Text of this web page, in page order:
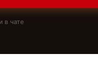
в чате